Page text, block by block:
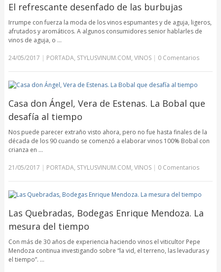
El refrescante desenfado de las burbujas
Irrumpe con fuerza la moda de los vinos espumantes y de aguja, ligeros,
afrutados y aromáticos. A algunos consumidores senior hablarles de
vinos de aguja, o …
24/05/2017 | PORTADA, STYLUSVINUM.COM, VINOS | 0 Comentarios
Casa don Ángel, Vera de Estenas. La Bobal que
desafía al tiempo
Nos puede parecer extraño visto ahora, pero no fue hasta finales de la
década de los 90 cuando se comenzó a elaborar vinos 100% Bobal con
crianza en …
21/05/2017 | PORTADA, STYLUSVINUM.COM, VINOS | 0 Comentarios
Las Quebradas, Bodegas Enrique Mendoza. La
mesura del tiempo
Con más de 30 años de experiencia haciendo vinos el viticultor Pepe
Mendoza continua investigando sobre “la vid, el terreno, las levaduras y
el tiempo”. …